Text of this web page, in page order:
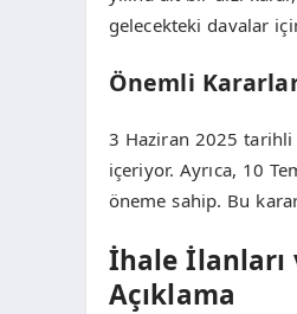
gelecekteki davalar
Önemli
3 Haziran 2025
içeriyor. Ayrıca, 10
öneme sahip. Bu
İhale İlanları
Açıklama